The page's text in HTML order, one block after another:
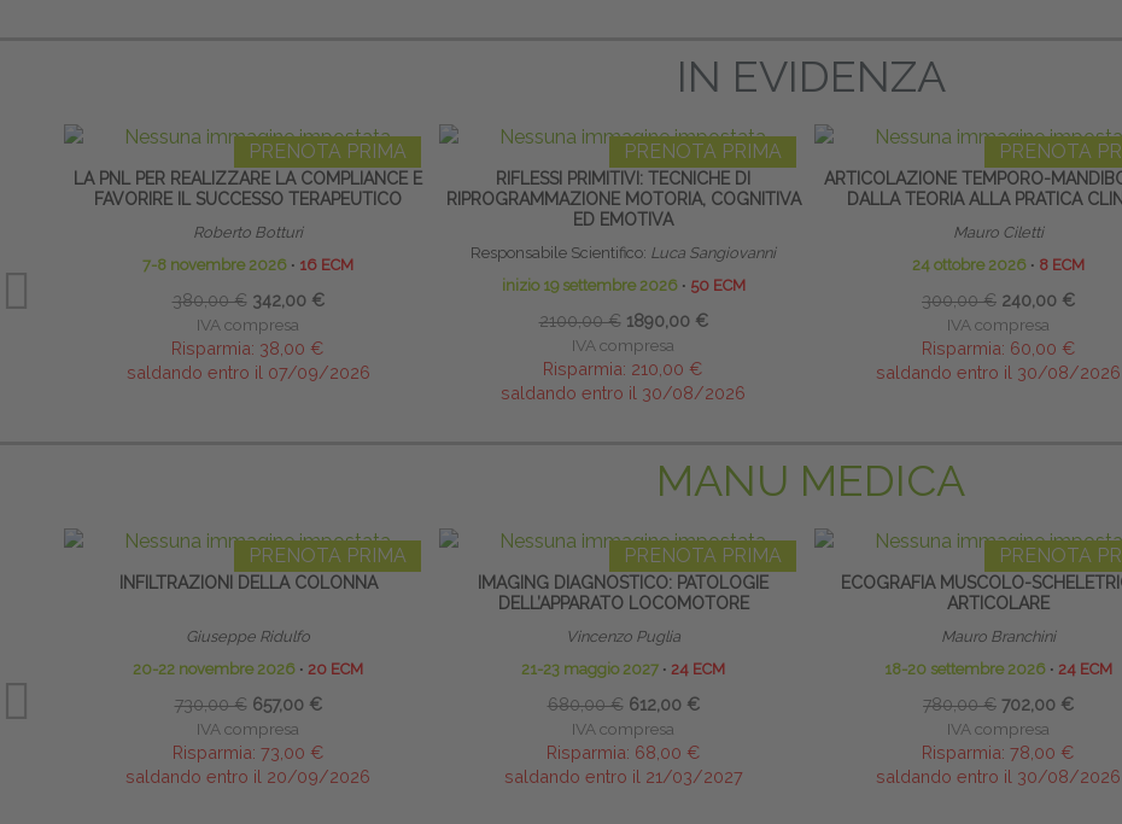
IN EVIDENZA
PRENOTA PRIMA
LA PNL PER REALIZZARE LA COMPLIANCE E
FAVORIRE IL SUCCESSO TERAPEUTICO
Roberto Botturi
7-8 novembre 2026 ∙ 16 ECM
380,00 € 342,00 €
IVA compresa
Risparmia: 38,00 €
saldando entro il 07/09/2026
PRENOTA PRIMA
RIFLESSI PRIMITIVI: TECNICHE DI
RIPROGRAMMAZIONE MOTORIA, COGNITIVA
ED EMOTIVA
Responsabile Scientifico: Luca Sangiovanni
inizio 19 settembre 2026 ∙ 50 ECM
2100,00 € 1890,00 €
IVA compresa
Risparmia: 210,00 €
saldando entro il 30/08/2026
PRENOTA
ARTICOLAZIONE TEMPORO-
DALLA TEORIA ALLA PRATICA
Mauro Ciletti
24 ottobre 2026 ∙ 8 ECM
300,00 € 240,00 €
IVA compresa
Risparmia: 60,00 €
saldando entro il 30/08/2026
MANU MEDICA
PRENOTA PRIMA
INFILTRAZIONI DELLA COLONNA
Giuseppe Ridulfo
20-22 novembre 2026 ∙ 20 ECM
730,00 € 657,00 €
IVA compresa
Risparmia: 73,00 €
saldando entro il 20/09/2026
PRENOTA PRIMA
IMAGING DIAGNOSTICO: PATOLOGIE
DELL’APPARATO LOCOMOTORE
Vincenzo Puglia
21-23 maggio 2027 ∙ 24 ECM
680,00 € 612,00 €
IVA compresa
Risparmia: 68,00 €
saldando entro il 21/03/2027
PRENOTA
ECOGRAFIA MUSCOLO-
ARTICOLARE
Mauro Branchini
18-20 settembre 2026 ∙ 24 ECM
780,00 € 702,00 €
IVA compresa
Risparmia: 78,00 €
saldando entro il 30/08/2026